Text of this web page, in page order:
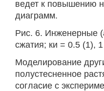
ведет к повышению
диаграмм.
Рис. 6. Инженерные
сжатия; ки = 0.5 (1),
Моделирование
полустесненное
согласие с